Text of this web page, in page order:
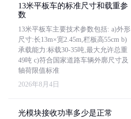
13米平板车的标准尺寸和载重参
数
13米平板车主要技术参数包括: a)外形
尺寸:长13m×宽2.45m,栏板高55cm b)
承载能力:标载30-35吨,最大允许总重
49吨 c)符合国家道路车辆外廓尺寸及
轴荷限值标准
2026年8月4日
光模块接收功率多少是正常